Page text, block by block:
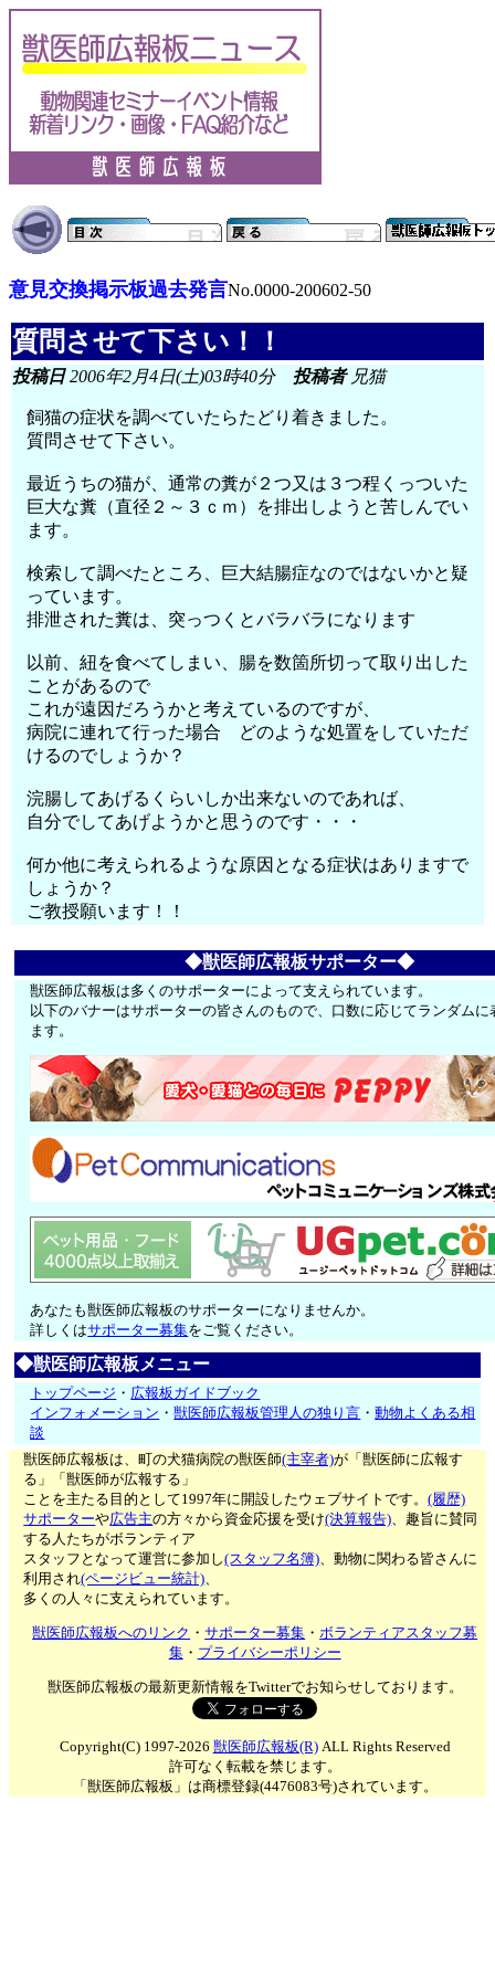
意見交換掲示板過去発言No.0000-200602-50
質問させて下さい！！
投稿日2006年2月4日(土)03時40分 投稿者兄猫
飼猫の症状を調べていたらたどり着きました。
質問させて下さい。
最近うちの猫が、通常の糞が２つ又は３つ程くっついた
巨大な糞（直径２～３ｃｍ）を排出しようと苦しんでい
ます。
検索して調べたところ、巨大結腸症なのではないかと疑
っています。
排泄された糞は、突っつくとバラバラになります
以前、紐を食べてしまい、腸を数箇所切って取り出した
ことがあるので
これが遠因だろうかと考えているのですが、
病院に連れて行った場合 どのような処置をしていただ
けるのでしょうか？
浣腸してあげるくらいしか出来ないのであれば、
自分でしてあげようかと思うのです・・・
何か他に考えられるような原因となる症状はありますで
しょうか？
ご教授願います！！
◆獣医師広報板サポーター◆
獣医師広報板は多くのサポーターによって支えられています。
以下のバナーはサポーターの皆さんのもので、口数に応じてランダムに
ます。
あなたも獣医師広報板のサポーターになりませんか。
詳しくはサポーター募集をご覧ください。
◆獣医師広報板メニュー
トップページ ・ 広報板ガイドブック
インフォメーション ・獣医師広報板管理人の独り言 ・動物よくある相
談
獣医師広報板は、町の犬猫病院の獣医師(主宰者)が「獣医師に広報す
る」「獣医師が広報する」
ことを主たる目的として1997年に開設したウェブサイトです。(履歴)
サポーターや広告主の方々から資金応援を受け(決算報告)、趣旨に賛同
する人たちがボランティア
スタッフとなって運営に参加し(スタッフ名簿)、動物に関わる皆さんに
利用され(ページビュー統計)、
多くの人々に支えられています。
獣医師広報板へのリンク ・サポーター募集 ・ボランティアスタッフ募
集・ プライバシーポリシー
獣医師広報板の最新更新情報をTwitterでお知らせしております。
Copyright(C) 1997-2026 獣医師広報板(R)ALL Rights Reserved
許可なく転載を禁じます。
「獣医師広報板」は商標登録(4476083号)されています。